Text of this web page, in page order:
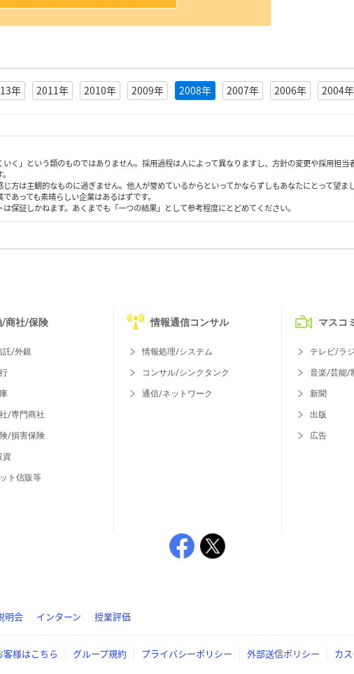
年 2011年 2010年 2009年 2008年 2007年 2006年 2004年
く」という類のものではありません。採用過程は人によって異なりますし、方針の変更や採用担当
方は主観的なものに過ぎません。他人が誉めているからといってかならずしもあなたにとって望ま
あっても素晴らしい企業はあるはずです。
保証しかねます。あくまでも「一つの結果」として参考程度にとどめてください。
/商社/保険
託/外銀
/専門商社
/損害保険
資
ト信販等
情報通信コンサル
情報処理/システム
コンサル/シンクタンク
通信/ネットワーク
マスコミ
テレビ/ラ
音楽/芸能/
新聞
出版
広告
明会 インターン 授業評価
客様はこちら グループ規約 プライバシーポリシー 外部送信ポリシー カ